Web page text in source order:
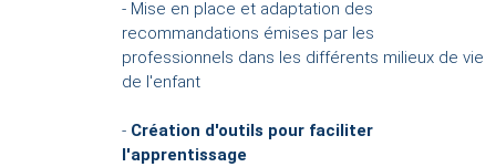
- Mise en place et adaptation des
recommandations émises par les
professionnels dans les différents milieux de vie
de l'enfant
- Création d'outils pour faciliter
l'apprentissage